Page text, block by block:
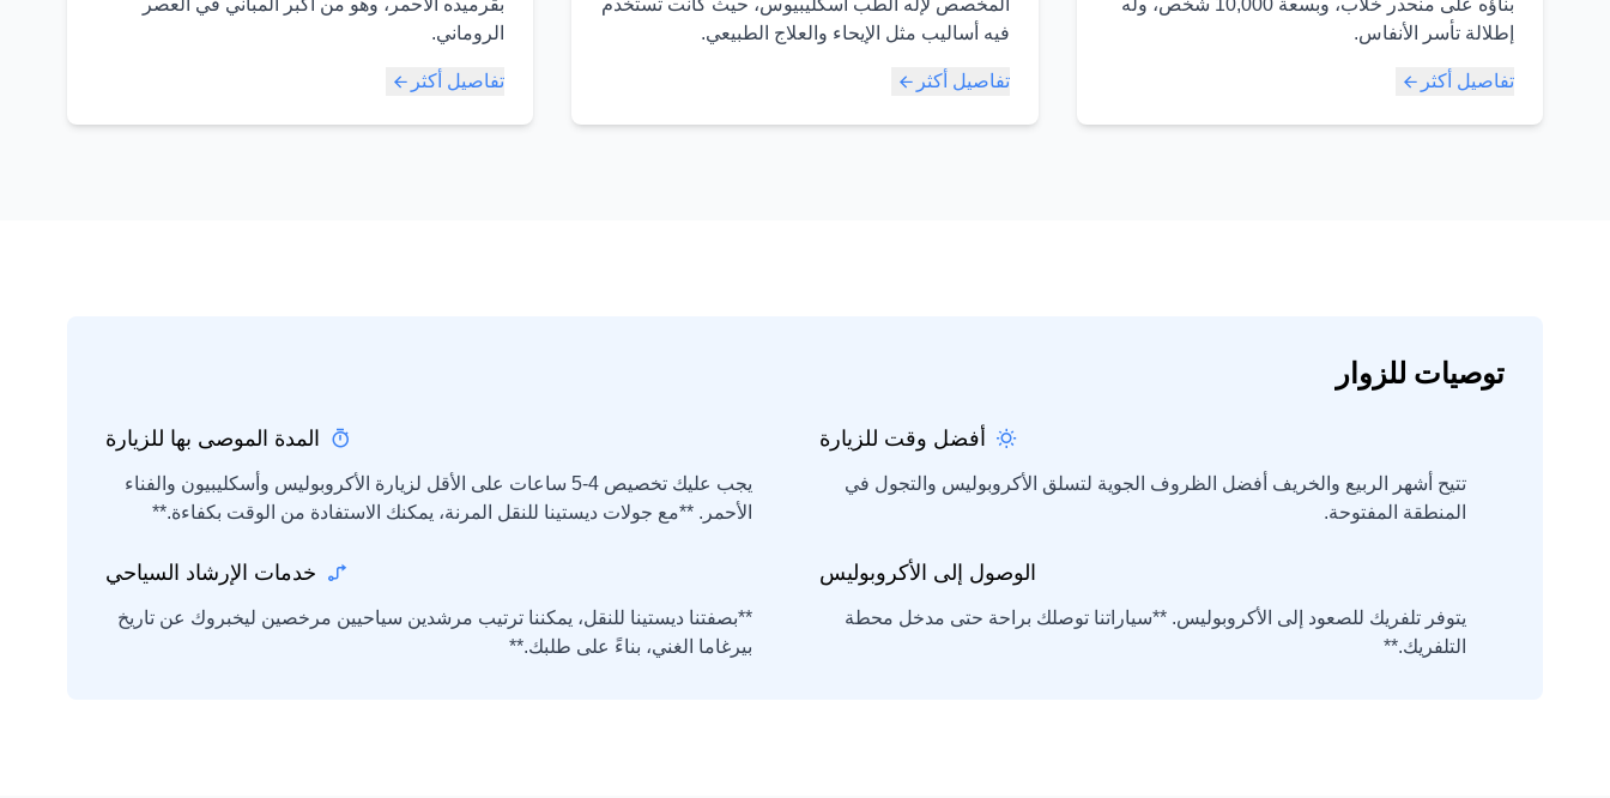
بناؤه على منحدر خلاب، وبسعة 10,000 شخص، وله
إطلالة تأسر الأنفاس.
تفاصيل أكثر
المخصص لإله الطب أسكليبيوس، حيث كانت تستخدم
فيه أساليب مثل الإيحاء والعلاج الطبيعي.
تفاصيل أكثر
بقرميده الأحمر، وهو من أكبر المباني في العصر
الروماني.
تفاصيل أكثر
توصيات للزوار
أفضل وقت للزيارة
تتيح أشهر الربيع والخريف أفضل الظروف الجوية لتسلق الأكروبوليس والتجول في
المنطقة المفتوحة.
المدة الموصى بها للزيارة
يجب عليك تخصيص 4-5 ساعات على الأقل لزيارة الأكروبوليس وأسكليبيون والفناء
الأحمر. **مع جولات ديستينا للنقل المرنة، يمكنك الاستفادة من الوقت بكفاءة.**
الوصول إلى الأكروبوليس
يتوفر تلفريك للصعود إلى الأكروبوليس. **سياراتنا توصلك براحة حتى مدخل محطة
التلفريك.**
خدمات الإرشاد السياحي
**بصفتنا ديستينا للنقل، يمكننا ترتيب مرشدين سياحيين مرخصين ليخبروك عن تاريخ
بيرغاما الغني، بناءً على طلبك.**